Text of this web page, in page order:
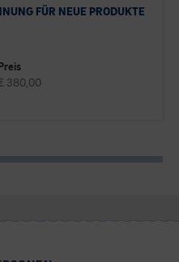
FÜR NEUE PRODUKTE
Preis
380,00